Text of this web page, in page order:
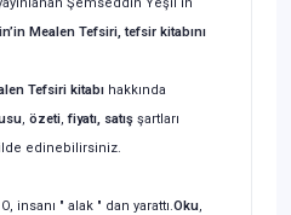
Mealen Tefsiri, tefsir kitabını
Tefsiri kitabı hakkında
, özeti,fiyatı, satış şartları
edinebilirsiniz.
O, insanı " alak " dan yarattı.Oku,